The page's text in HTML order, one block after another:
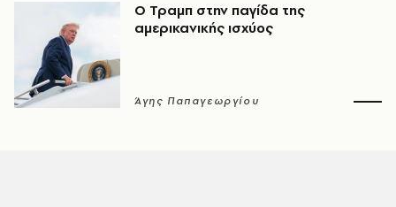
Ο Τραμπ στην παγίδα της
αμερικανικής ισχύος
Άγης Παπαγεωργίου